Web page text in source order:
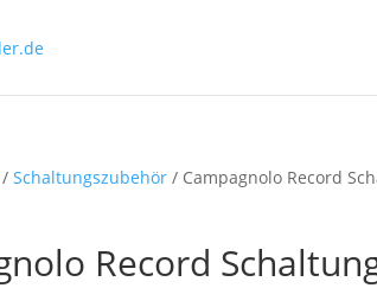
/Schaltungszubehör / Campagnolo Record
Record